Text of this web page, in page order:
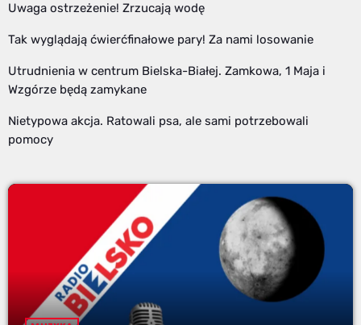
Uwaga ostrzeżenie! Zrzucają wodę
Tak wyglądają ćwierćfinałowe pary! Za nami losowanie
Utrudnienia w centrum Bielska-Białej. Zamkowa, 1 Maja i
Wzgórze będą zamykane
Nietypowa akcja. Ratowali psa, ale sami potrzebowali
pomocy